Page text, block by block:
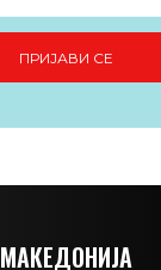
ПРИЈАВИ СЕ
МАКЕДОНИЈА